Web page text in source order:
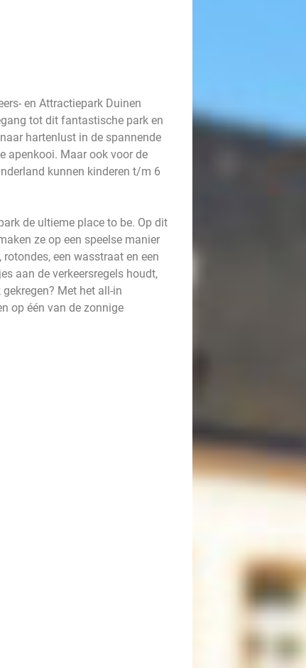
en Attractiepark Duinen
tot dit fantastische park en
hartenlust in de spannende
apenkooi. Maar ook voor de
kunnen kinderen t/m 6
de ultieme place to be. Op dit
ze op een speelse manier
een wasstraat en een
aan de verkeersregels houdt,
Met het all-in
op één van de zonnige